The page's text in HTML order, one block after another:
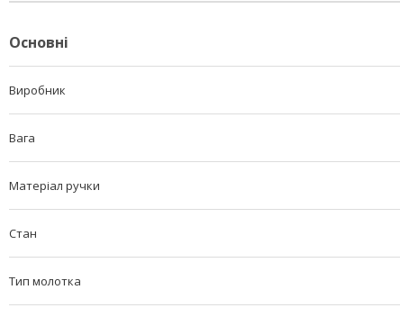
Основні
Виробник
Вага
Матеріал ручки
Стан
Тип молотка